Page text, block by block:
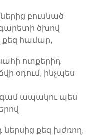
բուսնած
ծխով
քեզ համար,
ոտքերիդ
օդում, ինչպես
կգամ ապակու պես
ներսից քեզ խժռող,